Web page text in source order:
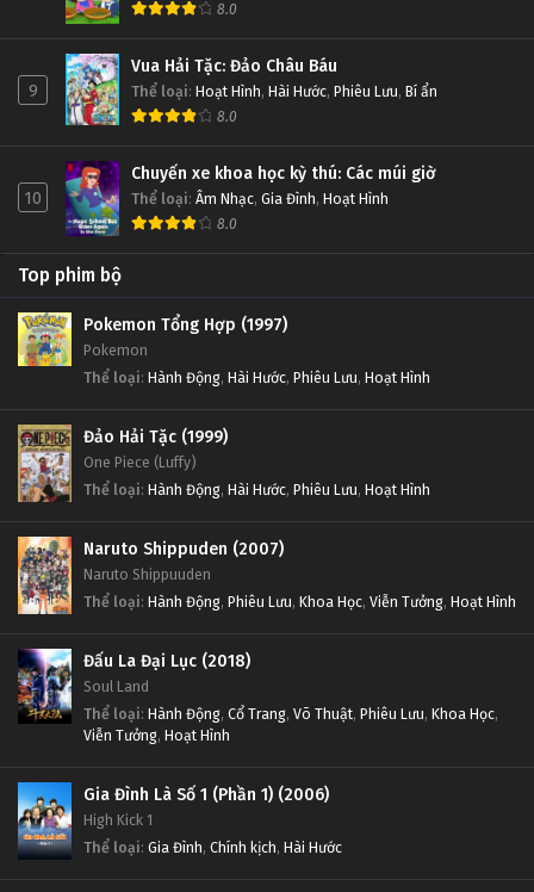
8.0
9
Vua Hải Tặc: Đảo Châu Báu
Thể loại: Hoạt Hình, Hài Hước, Phiêu Lưu, Bí ẩn
8.0
10
Chuyến xe khoa học kỳ thú: Các múi giờ
Thể loại: Âm Nhạc, Gia Đình, Hoạt Hình
8.0
Top phim bộ
Pokemon Tổng Hợp (1997)
Pokemon
Thể loại: Hành Động, Hài Hước, Phiêu Lưu, Hoạt Hình
Đảo Hải Tặc (1999)
One Piece (Luffy)
Thể loại: Hành Động, Hài Hước, Phiêu Lưu, Hoạt Hình
Naruto Shippuden (2007)
Naruto Shippuuden
Thể loại: Hành Động, Phiêu Lưu, Khoa Học, Viễn Tưởng, Hoạt Hình
Đấu La Đại Lục (2018)
Soul Land
Thể loại: Hành Động, Cổ Trang, Võ Thuật, Phiêu Lưu, Khoa Học,
Viễn Tưởng, Hoạt Hình
Gia Đình Là Số 1 (Phần 1) (2006)
High Kick 1
Thể loại: Gia Đình, Chính kịch, Hài Hước